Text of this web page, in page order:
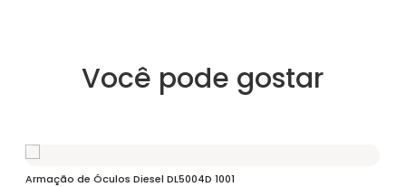
Você pode gostar
Armação de Óculos Diesel DL5004D 1001